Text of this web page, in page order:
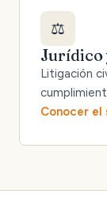
⚖️
Jurídico
Litigación
Conocer el